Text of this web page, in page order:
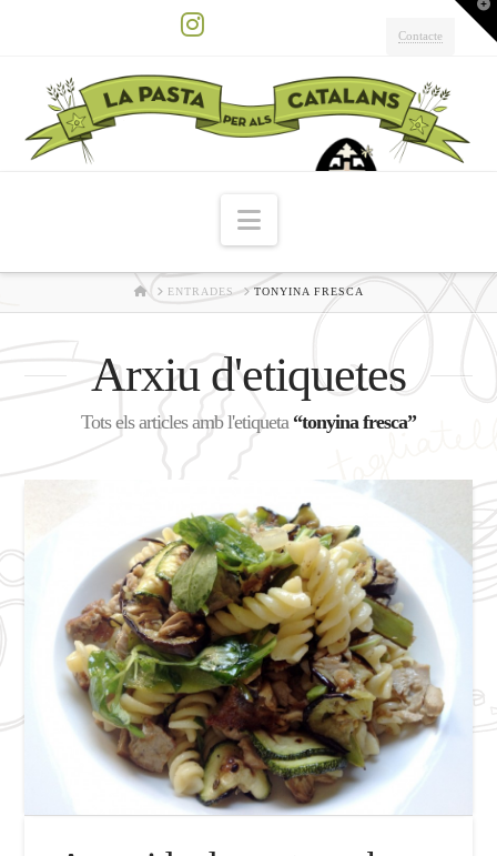
Contacte
Navigation
HOMEENTRADES TONYINA FRESCA
Arxiu d'etiquetes
Tots els articles amb l'etiqueta “tonyina fresca”